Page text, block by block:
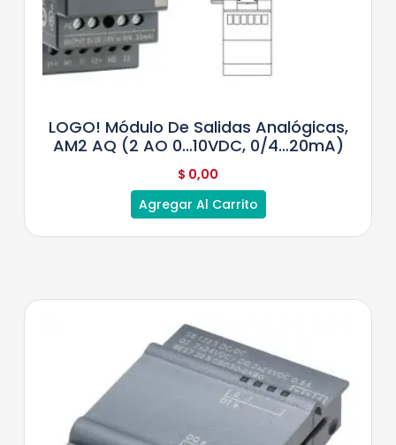
LOGO! Módulo De Salidas Analógicas,
AM2 AQ (2 AO 0…10VDC, 0/4…20mA)
$ 0,00
Agregar Al Carrito